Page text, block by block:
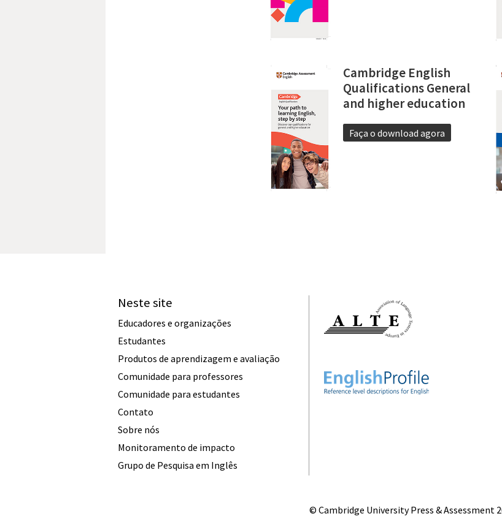
Cambridge English
Qualifications General
and higher education
Faça o download agora
Neste site
Educadores e organizações
Estudantes
Produtos de aprendizagem e avaliação
Comunidade para professores
Comunidade para estudantes
Contato
Sobre nós
Monitoramento de impacto
Grupo de Pesquisa em Inglês
© Cambridge University Press & Assessment